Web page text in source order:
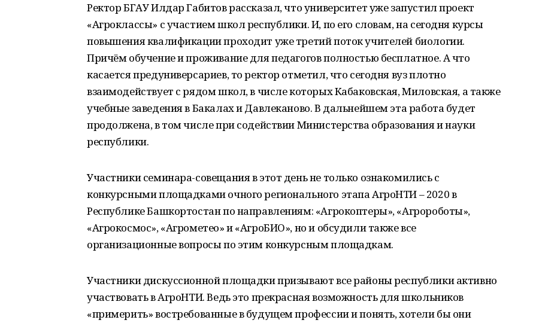
Ректор БГАУ Илдар Габитов рассказал, что университет уже запустил проект
«Агроклассы» с участием школ республики. И, по его словам, на сегодня курсы
повышения квалификации проходит уже третий поток учителей биологии.
Причём обучение и проживание для педагогов полностью бесплатное. А что
касается предуниверсариев, то ректор отметил, что сегодня вуз плотно
взаимодействует с рядом школ, в числе которых Кабаковская, Миловская, а также
учебные заведения в Бакалах и Давлеканово. В дальнейшем эта работа будет
продолжена, в том числе при содействии Министерства образования и науки
республики.
Участники семинара-совещания в этот день не только ознакомились с
конкурсными площадками очного регионального этапа АгроНТИ – 2020 в
Республике Башкортостан по направлениям: «Агрокоптеры», «Агророботы»,
«Агрокосмос», «Агрометео» и «АгроБИО», но и обсудили также все
организационные вопросы по этим конкурсным площадкам.
Участники дискуссионной площадки призывают все районы республики активно
участвовать в АгроНТИ. Ведь это прекрасная возможность для школьников
«примерить» востребованные в будущем профессии и понять, хотели бы они